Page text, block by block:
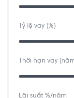
Tỷ lệ vay (%)
Thời hạn vay
Lãi suất %/năm